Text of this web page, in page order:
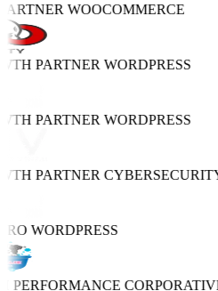
WOOCOMMERCE
PARTNERWORDPRESS
PARTNERWORDPRESS
PARTNERCYBERSECURITY
WORDPRESS
PERFORMANCECORPORATIVE